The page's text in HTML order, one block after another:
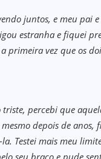
juntos, e meu pai
estranha e fiquei
primeira vez que os
percebi que
depois de anos,
Testei mais meu
seu braço e pude